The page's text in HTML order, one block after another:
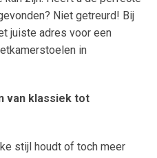
Niet getreurd! Bij
juiste adres voor een
in
van klassiek tot
stijl houdt of toch meer